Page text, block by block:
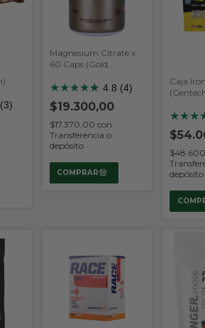
Magnesium Citrate x
60 Caps (Gold
★★★★★
★ 4.8 (4)
$19.300,00
$17.370,00 con
Transferencia o
depósito
Caja
★★★
depósito